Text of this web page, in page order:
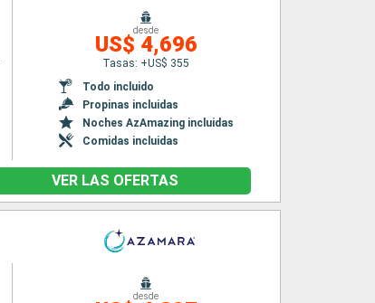
desde
US$ 4,696
Tasas: +US$ 355
Todo incluido
Propinas incluidas
Noches AzAmazing incluidas
Comidas incluidas
VER LAS OFERTAS
desde